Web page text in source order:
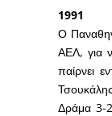
1991
Ο
ΑΕΛ, για
παίρνει
Δράμα 3-